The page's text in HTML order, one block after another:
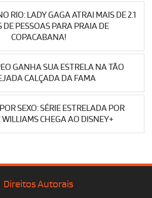
RIO: LADY GAGA ATRAI MAIS DE 2.1
DE PESSOAS PARA PRAIA DE
COPACABANA!
GANHA SUA ESTRELA NA TÃO
CALÇADA DA FAMA
SEXO: SÉRIE ESTRELADA POR
WILLIAMS CHEGA AO DISNEY+
Direitos Autorais